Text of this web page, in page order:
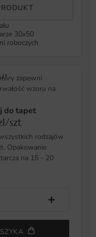
30x50
roboczych
zapewni
wzoru na
do tapet
szt
rodzajów
Opakowanie
na 15 - 20
+